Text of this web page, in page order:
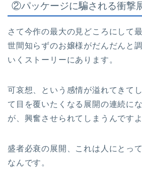
②パッケージに騙される衝撃
さて今作の最大の見どころにして
世間知らずのお嬢様がだんだんと
いくストーリーにあります。
可哀想、という感情が溢れてきて
て目を覆いたくなる展開の連続に
が、興奮させられてしまうんですよ
盛者必衰の展開、これは人にとっ
なんです。